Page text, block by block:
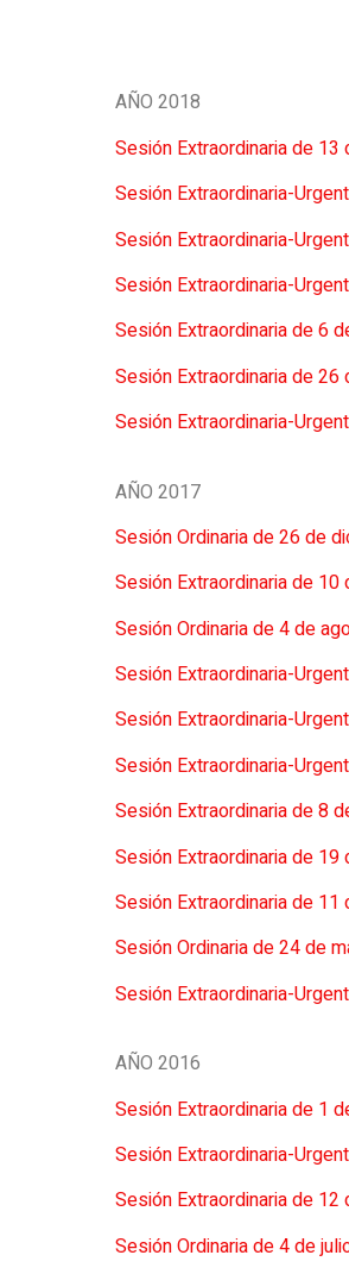
AÑO 2018
Sesión Extraordinaria de 13
Sesión Extraordinaria-
Sesión Extraordinaria-
Sesión Extraordinaria-
Sesión Extraordinaria de 6
Sesión Extraordinaria de
Sesión Extraordinaria-
AÑO 2017
Sesión Ordinaria de 26 de
Sesión Extraordinaria de 10
Sesión Ordinaria de 4 de
Sesión Extraordinaria-
Sesión Extraordinaria-
Sesión Extraordinaria-
Sesión Extraordinaria de 8
Sesión Extraordinaria de 19
Sesión Extraordinaria de 11
Sesión Ordinaria de 24 de
Sesión Extraordinaria-
AÑO 2016
Sesión Extraordinaria de 1
Sesión Extraordinaria-
Sesión Extraordinaria de
Sesión Ordinaria de 4 de